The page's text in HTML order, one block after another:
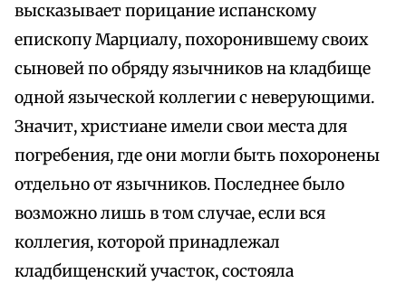
высказывает порицание испанскому
епископу Марциалу, похоронившему своих
сыновей по обряду язычников на кладбище
одной языческой коллегии с неверующими.
Значит, христиане имели свои места для
погребения, где они могли быть похоронены
отдельно от язычников. Последнее было
возможно лишь в том случае, если вся
коллегия, которой принадлежал
кладбищенский участок, состояла